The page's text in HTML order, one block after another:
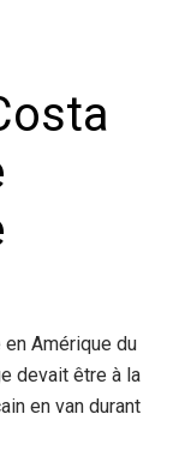
Amérique du
devait être à la
en van durant